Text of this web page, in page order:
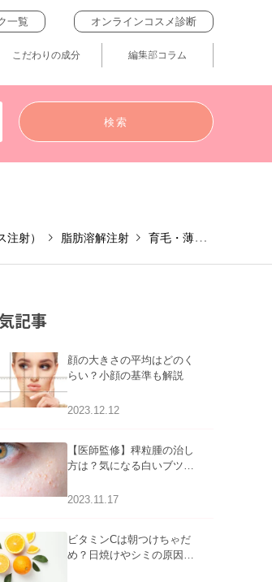
一覧 オンラインコスメ診断
こだわりの成分 編集部コラム
射） 脂肪溶解注射 育毛・薄毛治療
記事
顔の大きさの平均はどのく
らい？小顔の基準も解説
2023.12.12
【医師監修】稗粒腫の治し
方は？気になる白いブツブ
アについて
2023.11.17
ビタミンCは朝つけちゃだ
め？日焼けやシミの原因に